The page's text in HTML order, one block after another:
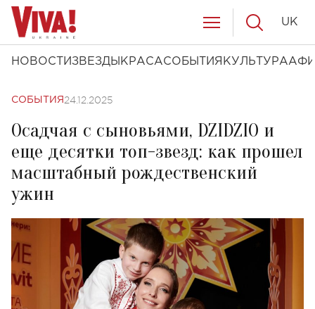
НОВОСТИ ЗВЕЗДЫ КРАСАСОБЫТИЯ КУЛЬТУРА
UK
СОБЫТИЯ 24.12.2025
Осадчая с сыновьями, DZIDZIO и
еще десятки топ-звезд: как прошел
масштабный рождественский
ужин